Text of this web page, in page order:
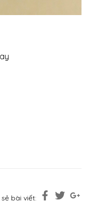
sẻ bài viết: